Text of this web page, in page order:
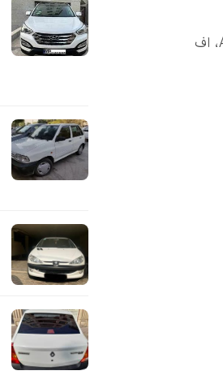
🔹 برند فونیکس برنامه فروش چهار محصول خودم اعم از تیگو ۸ پرو مکس آی ای، تیگو ۷ پرو مکس AWD، اف